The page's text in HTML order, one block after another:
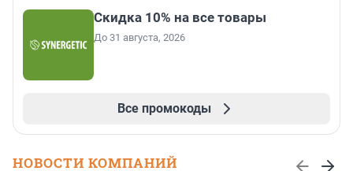
Скидка 10% на все товары
До 31 августа, 2026
Все промокоды
НОВОСТИ КОМПАНИЙ